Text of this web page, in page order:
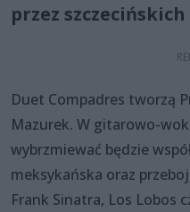
przez
Duet Compadres tworzą
Mazurek. W gitarowo-
wybrzmiewać będzie
meksykańska oraz
Frank Sinatra, Los Lobos